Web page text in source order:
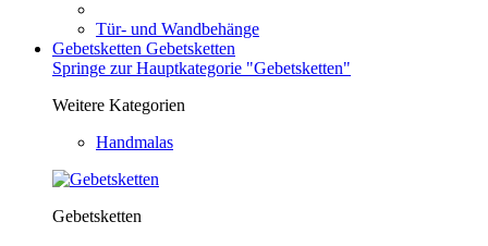
Tür- und Wandbehänge
Gebetsketten Gebetsketten
Springe zur Hauptkategorie "Gebetsketten"
Weitere Kategorien
Handmalas
Gebetsketten